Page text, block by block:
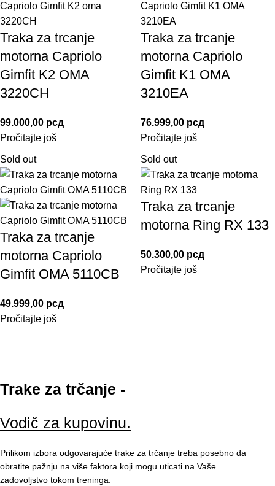
Traka za trcanje
motorna Capriolo
Gimfit K2 OMA
3220CH
99.000,00 рсд
Pročitajte još
Traka za trcanje
motorna Capriolo
Gimfit K1 OMA
3210EA
76.999,00 рсд
Pročitajte još
Sold out
Traka za trcanje
motorna Capriolo
Gimfit OMA 5110CB
49.999,00 рсд
Pročitajte još
Sold out
Traka za trcanje
motorna Ring RX 133
50.300,00 рсд
Pročitajte još
Trake za trčanje -
Vodič za kupovinu.
Prilikom izbora odgovarajuće trake za trčanje treba posebno da
obratite pažnju na više faktora koji mogu uticati na Vaše
zadovoljstvo tokom treninga.